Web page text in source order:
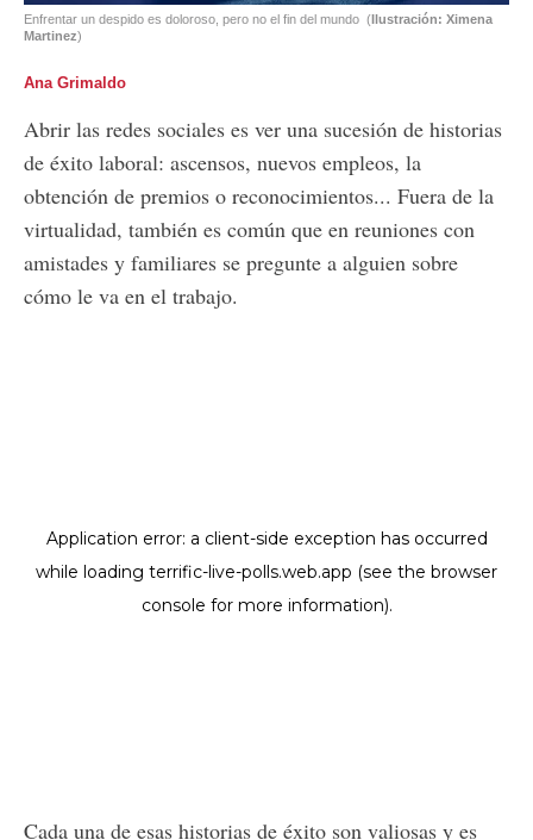
Enfrentar un despido es doloroso, pero no el fin del mundo (Ilustración: Ximena
Martinez)
Ana Grimaldo
Abrir las redes sociales es ver una sucesión de historias
de éxito laboral: ascensos, nuevos empleos, la
obtención de premios o reconocimientos... Fuera de la
virtualidad, también es común que en reuniones con
amistades y familiares se pregunte a alguien sobre
cómo le va en el trabajo.
Cada una de esas historias de éxito son valiosas y es